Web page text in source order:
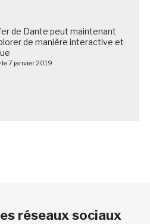
de Dante peut maintenant
de manière interactive et
7 janvier 2019
réseaux sociaux